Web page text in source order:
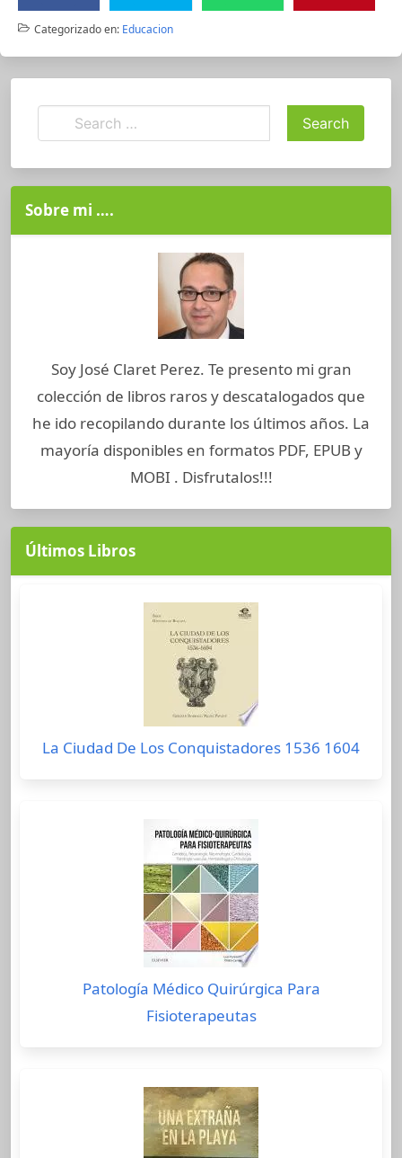
Categorizado en: Educacion
Sobre mi ….
Soy José Claret Perez. Te presento mi gran
colección de libros raros y descatalogados que
he ido recopilando durante los últimos años. La
mayoría disponibles en formatos PDF, EPUB y
MOBI . Disfrutalos!!!
Últimos Libros
La Ciudad De Los Conquistadores 1536 1604
Patología Médico Quirúrgica Para
Fisioterapeutas